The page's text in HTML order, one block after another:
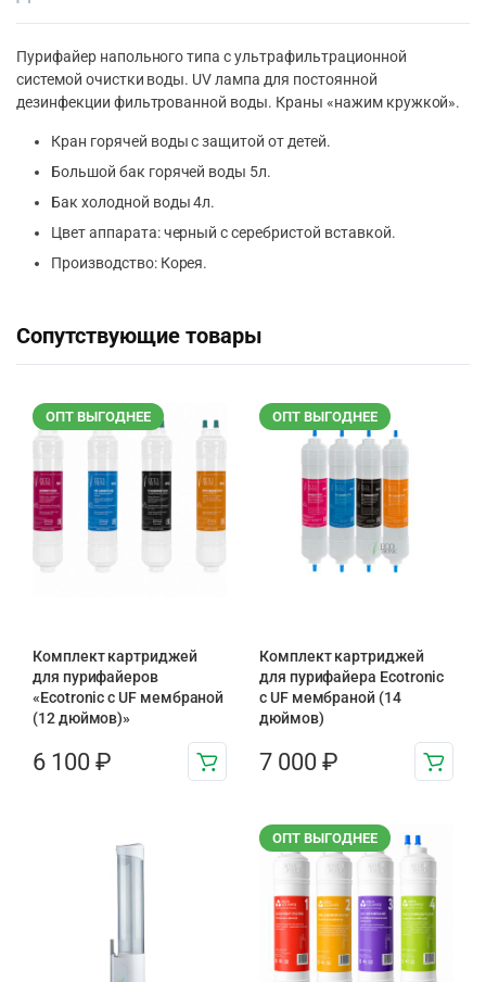
Пурифайер напольного типа с ультрафильтрационной
системой очистки воды. UV лампа для постоянной
дезинфекции фильтрованной воды. Краны «нажим кружкой».
Кран горячей воды с защитой от детей.
Большой бак горячей воды 5л.
Бак холодной воды 4л.
Цвет аппарата: черный с серебристой вставкой.
Производство: Корея.
Сопутствующие товары
ОПТ ВЫГОДНЕЕ
Комплект картриджей
для пурифайеров
«Ecotronic с UF мембраной
(12 дюймов)»
6 100 ₽
ОПТ ВЫГОДНЕЕ
Комплект картриджей
для пурифайера Ecotronic
с UF мембраной (14
дюймов)
7 000 ₽
ОПТ ВЫГОДНЕЕ